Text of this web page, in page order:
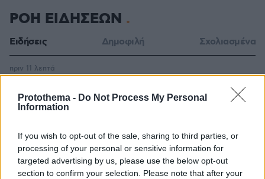
Protothema - Do Not Process My Personal
Information
If you wish to opt-out of the sale, sharing to third parties, or
processing of your personal or sensitive information for
targeted advertising by us, please use the below opt-out
section to confirm your selection. Please note that after your
ΡΟΗ ΕΙΔΗΣΕΩΝ
Ειδήσεις Δημοφιλή Σχολιασμένα
Μαδρίτη επιβάλει και αυτή έλεγχους στα σύνορα, η
Ρώμη «δεν δέχεται τελεσίγραφα»
πριν 11 λεπτά
Οι ΗΠΑ «βλέπουν» σύντομα μια συμφωνία για τα Στενά
του Ορμούζ, «υπάρχει πρόοδος μεταξύ Ιράν και Ομάν»
πριν 19 λεπτά